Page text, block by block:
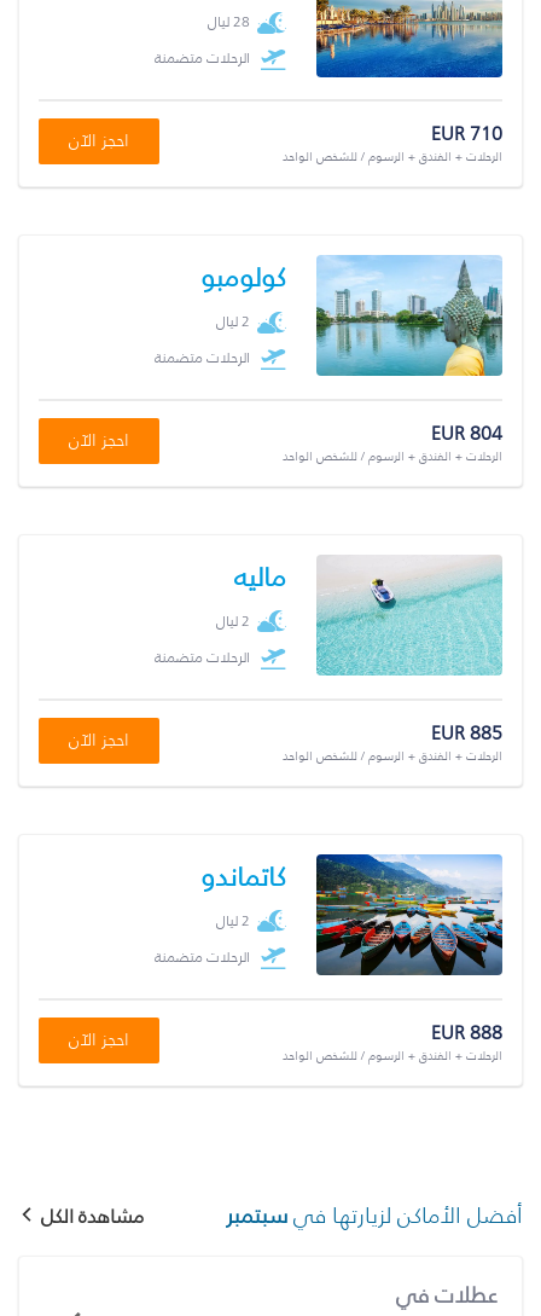
28 ليال
الرحلات متضمنة
EUR 710
الرحلات + الفندق + الرسوم / للشخص الواحد
احجز الآن
كولومبو
2 ليال
الرحلات متضمنة
EUR 804
الرحلات + الفندق + الرسوم / للشخص الواحد
احجز الآن
ماليه
2 ليال
الرحلات متضمنة
EUR 885
الرحلات + الفندق + الرسوم / للشخص الواحد
احجز الآن
كاتماندو
2 ليال
الرحلات متضمنة
EUR 888
الرحلات + الفندق + الرسوم / للشخص الواحد
احجز الآن
أفضل الأماكن لزيارتها فيسبتمبر مشاهدة الكل
عطلات في